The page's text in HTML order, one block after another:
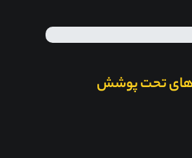
های تحت پوشش